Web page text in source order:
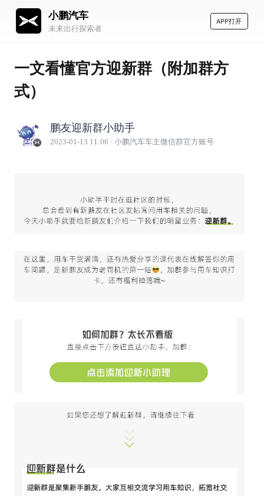
小鹏汽车
未来出行探索者
APP打开
一文看懂官方迎新群（附加群方
式）
鹏友迎新群小助手
2023-01-13 11:06 · 小鹏汽车车主微信群官方账号